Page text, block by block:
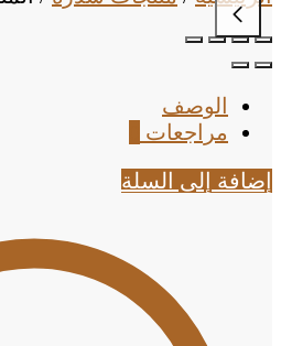
الوصف
مراجعات
إضافة إلى السلة